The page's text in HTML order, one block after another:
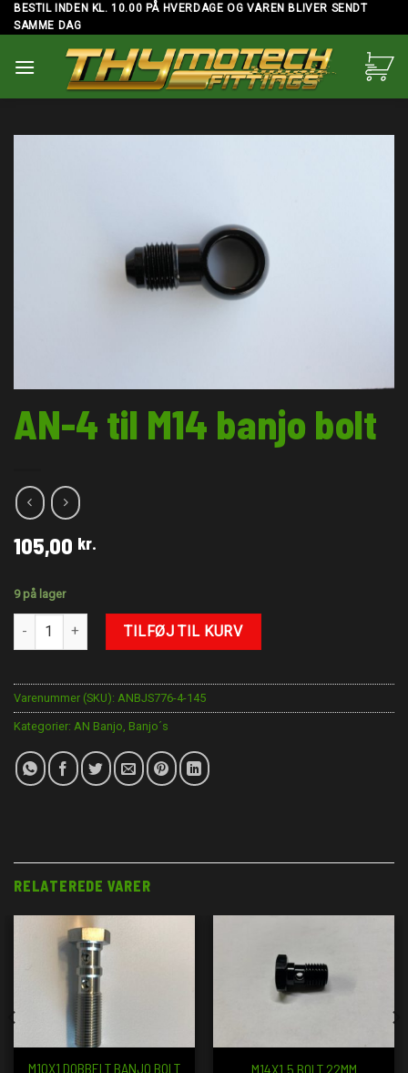
Skip
to
BESTIL INDEN KL. 10.00 PÅ HVERDAGE OG VAREN BLIVER SENDT
SAMME DAG
AN-4 til M14 banjo bolt
105,00 kr.
9 på lager
AN-4 til M14 banjo bolt antalTILFØJ TIL KURV
Varenummer (SKU): ANBJS776-4-145
Kategorier: AN Banjo Banjo´s
RELATEREDE VARER
M10X1 DOBBELT BANJO BOLT
M14X1.5 BOLT 22MM